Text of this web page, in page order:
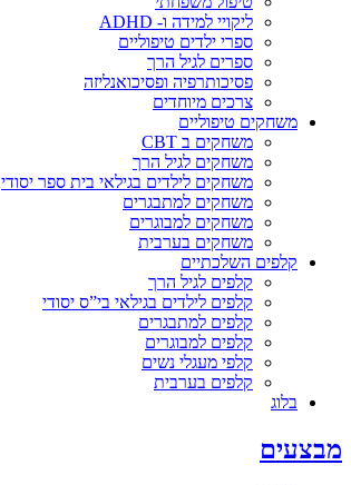
ליקויי למידה ו- ADHD
ספרי ילדים טיפוליים
ספרים לגיל הרך
פסיכותרפיה ופסיכואנליזה
צרכים מיוחדים
משחקים טיפוליים
משחקים ב CBT
משחקים לגיל הרך
משחקים לילדים בגילאי בית ספר יסודי
משחקים למתבגרים
משחקים למבוגרים
משחקים בערבית
קלפים השלכתיים
קלפים לגיל הרך
קלפים לילדים בגילאי בי”ס יסודי
קלפים למתבגרים
קלפים למבוגרים
קלפי מעגלי נשים
קלפים בערבית
בלוג
מבצעים